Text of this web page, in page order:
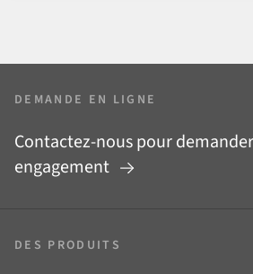
DEMANDE EN LIGNE
Contactez-nous pour
engagement
DES PRODUITS